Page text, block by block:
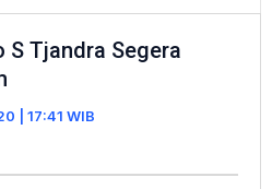
S Tjandra Segera
| 17:41 WIB